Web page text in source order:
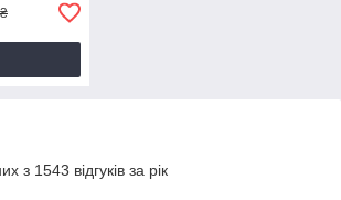
з 1543 відгуків за рік